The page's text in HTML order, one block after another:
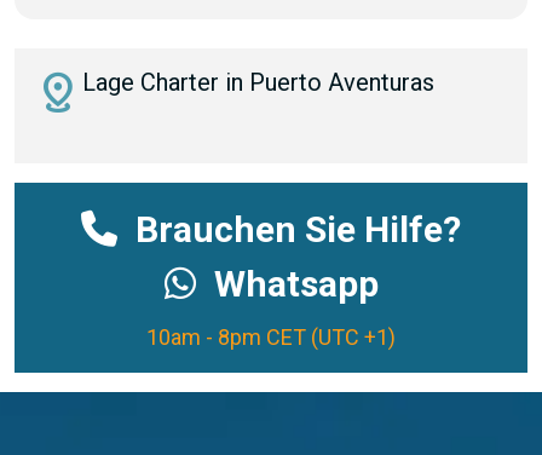
distance Lage Charter in Puerto Aventuras
Brauchen Sie Hilfe?
Whatsapp
10am - 8pm CET (UTC +1)